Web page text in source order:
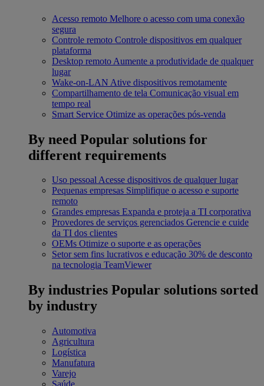
Acesso remoto Melhore o acesso com uma conexão
segura
Controle remoto Controle dispositivos em qualquer
plataforma
Desktop remoto Aumente a produtividade de qualquer
lugar
Wake-on-LAN Ative dispositivos remotamente
Compartilhamento de tela Comunicação visual em
tempo real
Smart Service Otimize as operações pós-venda
By need Popular solutions for
different requirements
Uso pessoalAcesse dispositivos de qualquer lugar
Pequenas empresas Simplifique o acesso e suporte
remoto
Grandes empresas Expanda e proteja a TI corporativa
Provedores de serviços gerenciados Gerencie e cuide
da TI dos clientes
OEMs Otimize o suporte e as operações
Setor sem fins lucrativos e educação 30% de desconto
na tecnologia TeamViewer
By industries Popular solutions sorted
by industry
Automotiva
Agricultura
Logística
Manufatura
Varejo